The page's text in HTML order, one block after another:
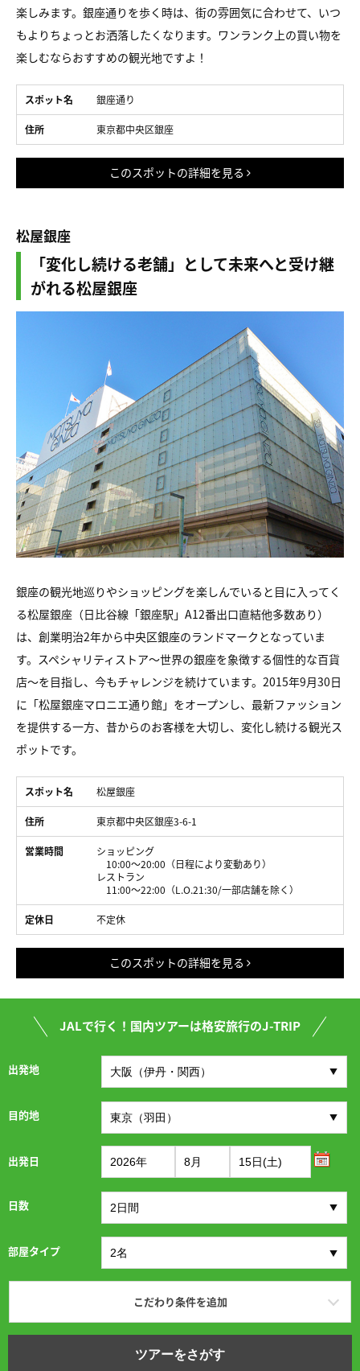
楽しみます。銀座通りを歩く時は、街の雰囲気に合わせて、いつ
もよりちょっとお洒落したくなります。ワンランク上の買い物を
楽しむならおすすめの観光地ですよ！
スポット名 銀座通り
住所 東京都中央区銀座
このスポットの詳細を見る
松屋銀座
「変化し続ける老舗」として未来へと受け継
がれる松屋銀座
銀座の観光地巡りやショッピングを楽しんでいると目に入ってく
る松屋銀座（日比谷線「銀座駅」A12番出口直結他多数あり）
は、創業明治2年から中央区銀座のランドマークとなっていま
す。スペシャリティストア～世界の銀座を象徴する個性的な百貨
店～を目指し、今もチャレンジを続けています。2015年9月30日
に「松屋銀座マロニエ通り館」をオープンし、最新ファッション
を提供する一方、昔からのお客様を大切し、変化し続ける観光ス
ポットです。
スポット名 松屋銀座
住所 東京都中央区銀座3-6-1
営業時間
ショッピング
10:00～20:00（日程により変動あり）
レストラン
11:00～22:00（L.O.21:30/一部店舗を除く）
定休日 不定休
このスポットの詳細を見る
JALで行く！国内ツアーは格安旅行のJ-TRIP
出発地
目的地
出発日
日数
部屋タイプ
こだわり条件を追加
ツアーをさがす